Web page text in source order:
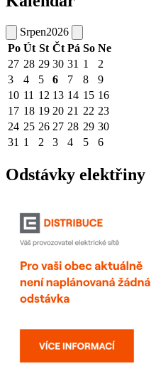
Srpen2026
Po Út St Čt Pá So Ne
27 28 29 30 31 1
2
3
4 5 6 7 8
9
10 11 12 13 14 15 16
17 18 19 20 21 22 23
24 25 26 27 28 29 30
31 1 2 3 4 5 6
Odstávky elektřiny